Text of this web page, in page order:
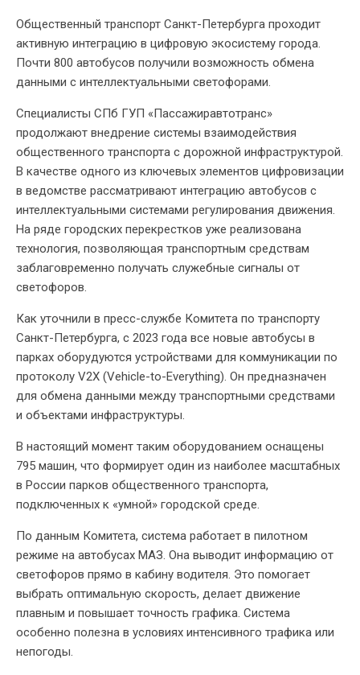
Общественный транспорт Санкт-Петербурга проходит
активную интеграцию в цифровую экосистему города.
Почти 800 автобусов получили возможность обмена
данными с интеллектуальными светофорами.
Специалисты СПб ГУП «Пассажиравтотранс»
продолжают внедрение системы взаимодействия
общественного транспорта с дорожной инфраструктурой.
В качестве одного из ключевых элементов цифровизации
в ведомстве рассматривают интеграцию автобусов с
интеллектуальными системами регулирования движения.
На ряде городских перекрестков уже реализована
технология, позволяющая транспортным средствам
заблаговременно получать служебные сигналы от
светофоров.
Как уточнили в пресс-службе Комитета по транспорту
Санкт-Петербурга, с 2023 года все новые автобусы в
парках оборудуются устройствами для коммуникации по
протоколу V2X (Vehicle-to-Everything). Он предназначен
для обмена данными между транспортными средствами
и объектами инфраструктуры.
В настоящий момент таким оборудованием оснащены
795 машин, что формирует один из наиболее масштабных
в России парков общественного транспорта,
подключенных к «умной» городской среде.
По данным Комитета, система работает в пилотном
режиме на автобусах МАЗ. Она выводит информацию от
светофоров прямо в кабину водителя. Это помогает
выбрать оптимальную скорость, делает движение
плавным и повышает точность графика. Система
особенно полезна в условиях интенсивного трафика или
непогоды.